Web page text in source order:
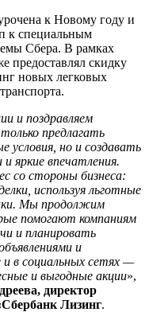
к Новому году и
к специальным
Сбера. В рамках
предоставлял скидку
новых легковых
и поздравляем
предлагать
условия, но и создавать
яркие впечатления.
со стороны бизнеса:
используя льготные
Мы продолжим
помогают компаниям
и планировать
и
в социальных сетях —
и выгодные акции»,
директор
Лизинг.